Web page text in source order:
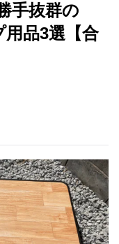
手抜群の
用品3選【合